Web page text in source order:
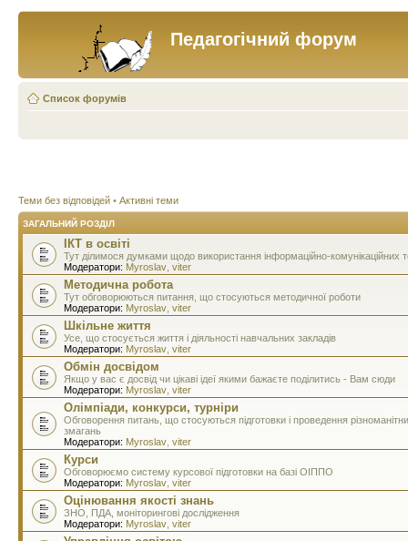
Педагогічний форум
Список форумів
Теми без відповідей • Активні теми
ЗАГАЛЬНИЙ РОЗДІЛ
ІКТ в освіті
Тут ділимося думками щодо використання інформаційно-комунікаційних
Модератори: Myroslav viter
Методична робота
Тут обговорюються питання, що стосуються методичної роботи
Модератори: Myroslav viter
Шкільне життя
Усе, що стосується життя і діяльності навчальних закладів
Модератори: Myroslav viter
Обмін досвідом
Якщо у вас є досвід чи цікаві ідеї якими бажаєте поділитись - Вам сюди
Модератори: Myroslav viter
Олімпіади, конкурси, турніри
Обговорення питань, що стосуються підготовки і проведення
змагань
Модератори: Myroslav viter
Курси
Обговорюємо систему курсової підготовки на базі ОІППО
Модератори: Myroslav viter
Оцінювання якості знань
ЗНО, ПДА, моніторингові дослідження
Модератори: Myroslav viter